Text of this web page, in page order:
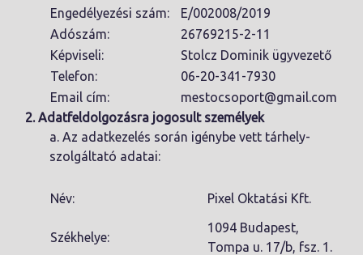
Engedélyezési szám:
E/002008/2019
Adószám:
26769215-2-11
Képviseli:
Stolcz Dominik ügyvezető
Telefon:
06-20-341-7930
Email cím:
mestocsoport@gmail.com
2. Adatfeldolgozásra jogosult személyek
a. Az adatkezelés során igénybe vett tárhely-
szolgáltató adatai:
Név: Pixel Oktatási Kft.
Székhelye:
1094 Budapest,
Tompa u. 17/b, fsz. 1.